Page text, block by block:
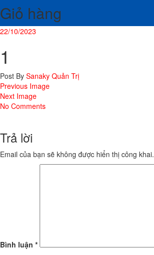
Giỏ hàng
22/10/2023
1
Post By Sanaky Quản Trị
Previous Image
Next Image
No Comments
Trả lời
Email của bạn sẽ không được hiển thị công khai.
Bình luận *